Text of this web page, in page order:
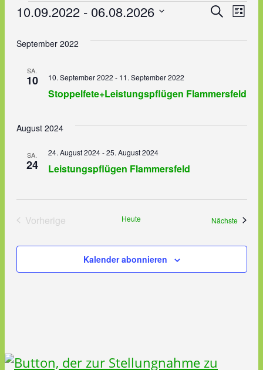
Veranstaltungen SucheListe
10.09.2022 - 06.08.2026
wählen.
September 2022
SA.
10
Stoppelfete+Leistungspflügen Flammersfeld
10. September 2022 - 11. September 2022
August 2024
SA.
24 Leistungspflügen Flammersfeld
24. August 2024-25. August 2024
Vorherige
Heute Nächste
Kalender abonnieren